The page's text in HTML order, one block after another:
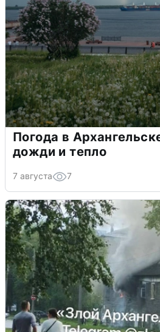
Погода в
дожди и тепло
7 августа 7